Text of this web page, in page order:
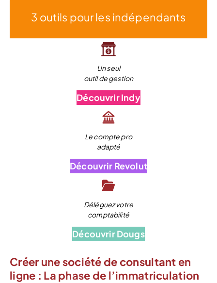
3 outils pour les indépendants
Un seul
outil de gestion
Découvrir Indy
Le compte pro
adapté
Découvrir Revolut
Déléguez votre
comptabilité
Découvrir Dougs
Créer une société de consultant en
ligne : La phase de l’immatriculation